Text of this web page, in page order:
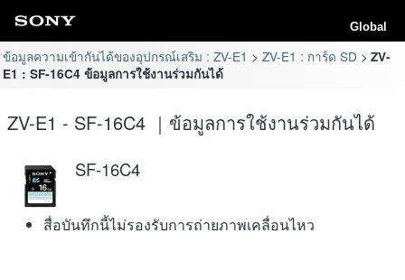
Global
ข้อมูลความเข้ากันได้ของอุปกรณ์เสริม : ZV-E1 ZV-E1 : การ์ด SD
ZV-
E1 : SF-16C4 ข้อมูลการใช้งานร่วมกันได้
ZV-E1 - SF-16C4 ｜ข้อมูลการใช้งานร่วมกันได้
SF-16C4
สื่อบันทึกนี้ไม่รองรับการถ่ายภาพเคลื่อนไหว